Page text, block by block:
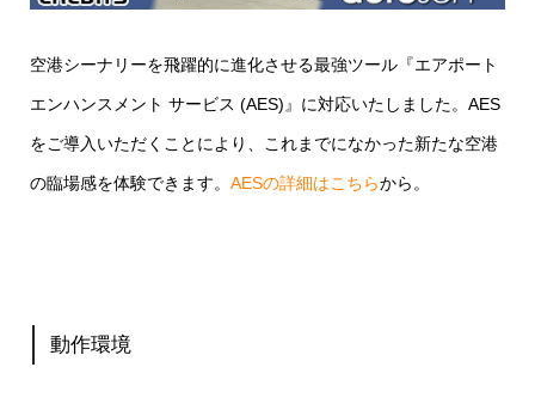
空港シーナリーを飛躍的に進化させる最強ツール『エアポート
エンハンスメント サービス (AES)』に対応いたしました。AES
をご導入いただくことにより、これまでになかった新たな空港
の臨場感を体験できます。 AESの詳細はこちらから。
動作環境